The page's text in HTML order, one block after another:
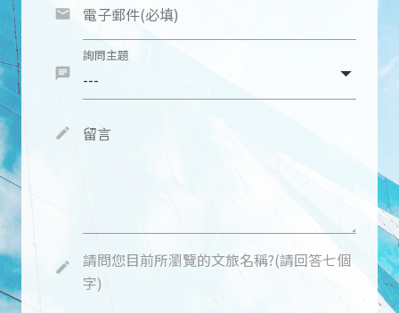
電子郵件(必填)
email
詢問主題
chat
留言
create
create
請問您目前所瀏覽的文旅名稱?(請回答七個
字)